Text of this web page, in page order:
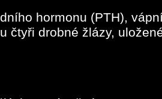
hormonu (PTH),
drobné žlázy,